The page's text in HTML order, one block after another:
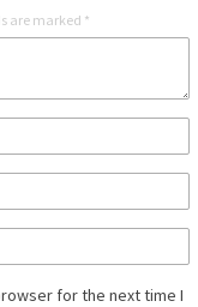
are marked *
for the next time I